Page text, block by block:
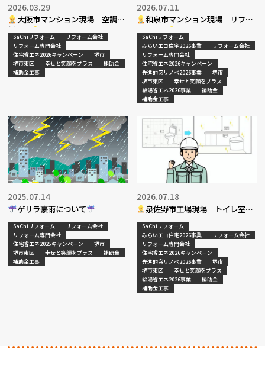
大阪市マンション現場 空調更
新工事
2026.03.29
SaChiリフォーム
リフォーム会社
リフォーム専門会社
住宅省エネ2026キャンペーン
堺市
堺市東区
幸せと笑顔をプラス
補助金
補助金工事
和泉市マンション現場 リフォ
ーム工事
2026.07.11
SaChiリフォーム
みらいエコ住宅2026事業
リフォーム会社
リフォーム専門会社
住宅省エネ2026キャンペーン
先進的窓リノベ2026事業
堺市
堺市東区
幸せと笑顔をプラス
給湯省エネ2026事業
補助金
補助金工事
ゲリラ豪雨について
2025.07.14
SaChiリフォーム
リフォーム会社
リフォーム専門会社
住宅省エネ2025キャンペーン
堺市
堺市東区
幸せと笑顔をプラス
補助金
補助金工事
泉佐野市工場現場 トイレ室リ
フォーム工事
2026.07.18
SaChiリフォーム
みらいエコ住宅2026事業
リフォーム会社
リフォーム専門会社
住宅省エネ2026キャンペーン
先進的窓リノベ2026事業
堺市
堺市東区
幸せと笑顔をプラス
給湯省エネ2026事業
補助金
補助金工事